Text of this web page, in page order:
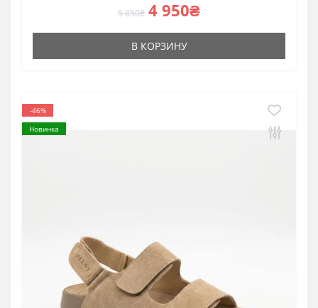
5 850₴ 4 950₴
В КОРЗИНУ
-46%
Новинка